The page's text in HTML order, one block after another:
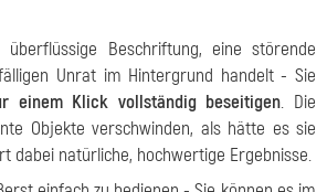
Beschriftung, eine störende
Unrat im Hintergrund handelt - Sie
einem Klick vollständig beseitigen. Die
Objekte verschwinden, als hätte es sie
dabei natürliche, hochwertige Ergebnisse.